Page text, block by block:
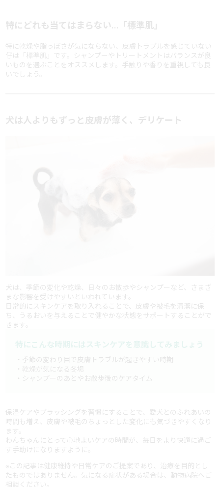
特にどれも当てはまらない…「標準肌」
特に乾燥や脂っぽさが気にならない、皮膚トラブルを感じていない
仔は「標準肌」です。シャンプーやトリートメントはバランスが良
いものを選ぶことをオススメします。手触りや香りを重視しても良
いでしょう。
犬は人よりもずっと皮膚が薄く、デリケート
犬は、季節の変化や乾燥、日々のお散歩やシャンプーなど、さまざ
まな影響を受けやすいといわれています。
日常的にスキンケアを取り入れることで、皮膚や被毛を清潔に保
ち、うるおいを与えることで健やかな状態をサポートすることがで
きます。
・季節の変わり目で皮膚トラブルが起きやすい時期
・乾燥が気になる冬場
・シャンプーのあとやお散歩後のケアタイム
保湿ケアやブラッシングを習慣にすることで、愛犬とのふれあいの
時間も増え、皮膚や被毛のちょっとした変化にも気づきやすくなり
ます。
わんちゃんにとって心地よいケアの時間が、毎日をより快適に過ご
す手助けになりますように。
※この記事は健康維持や日常ケアのご提案であり、治療を目的とし
たものではありません。気になる症状がある場合は、動物病院へご
相談ください。